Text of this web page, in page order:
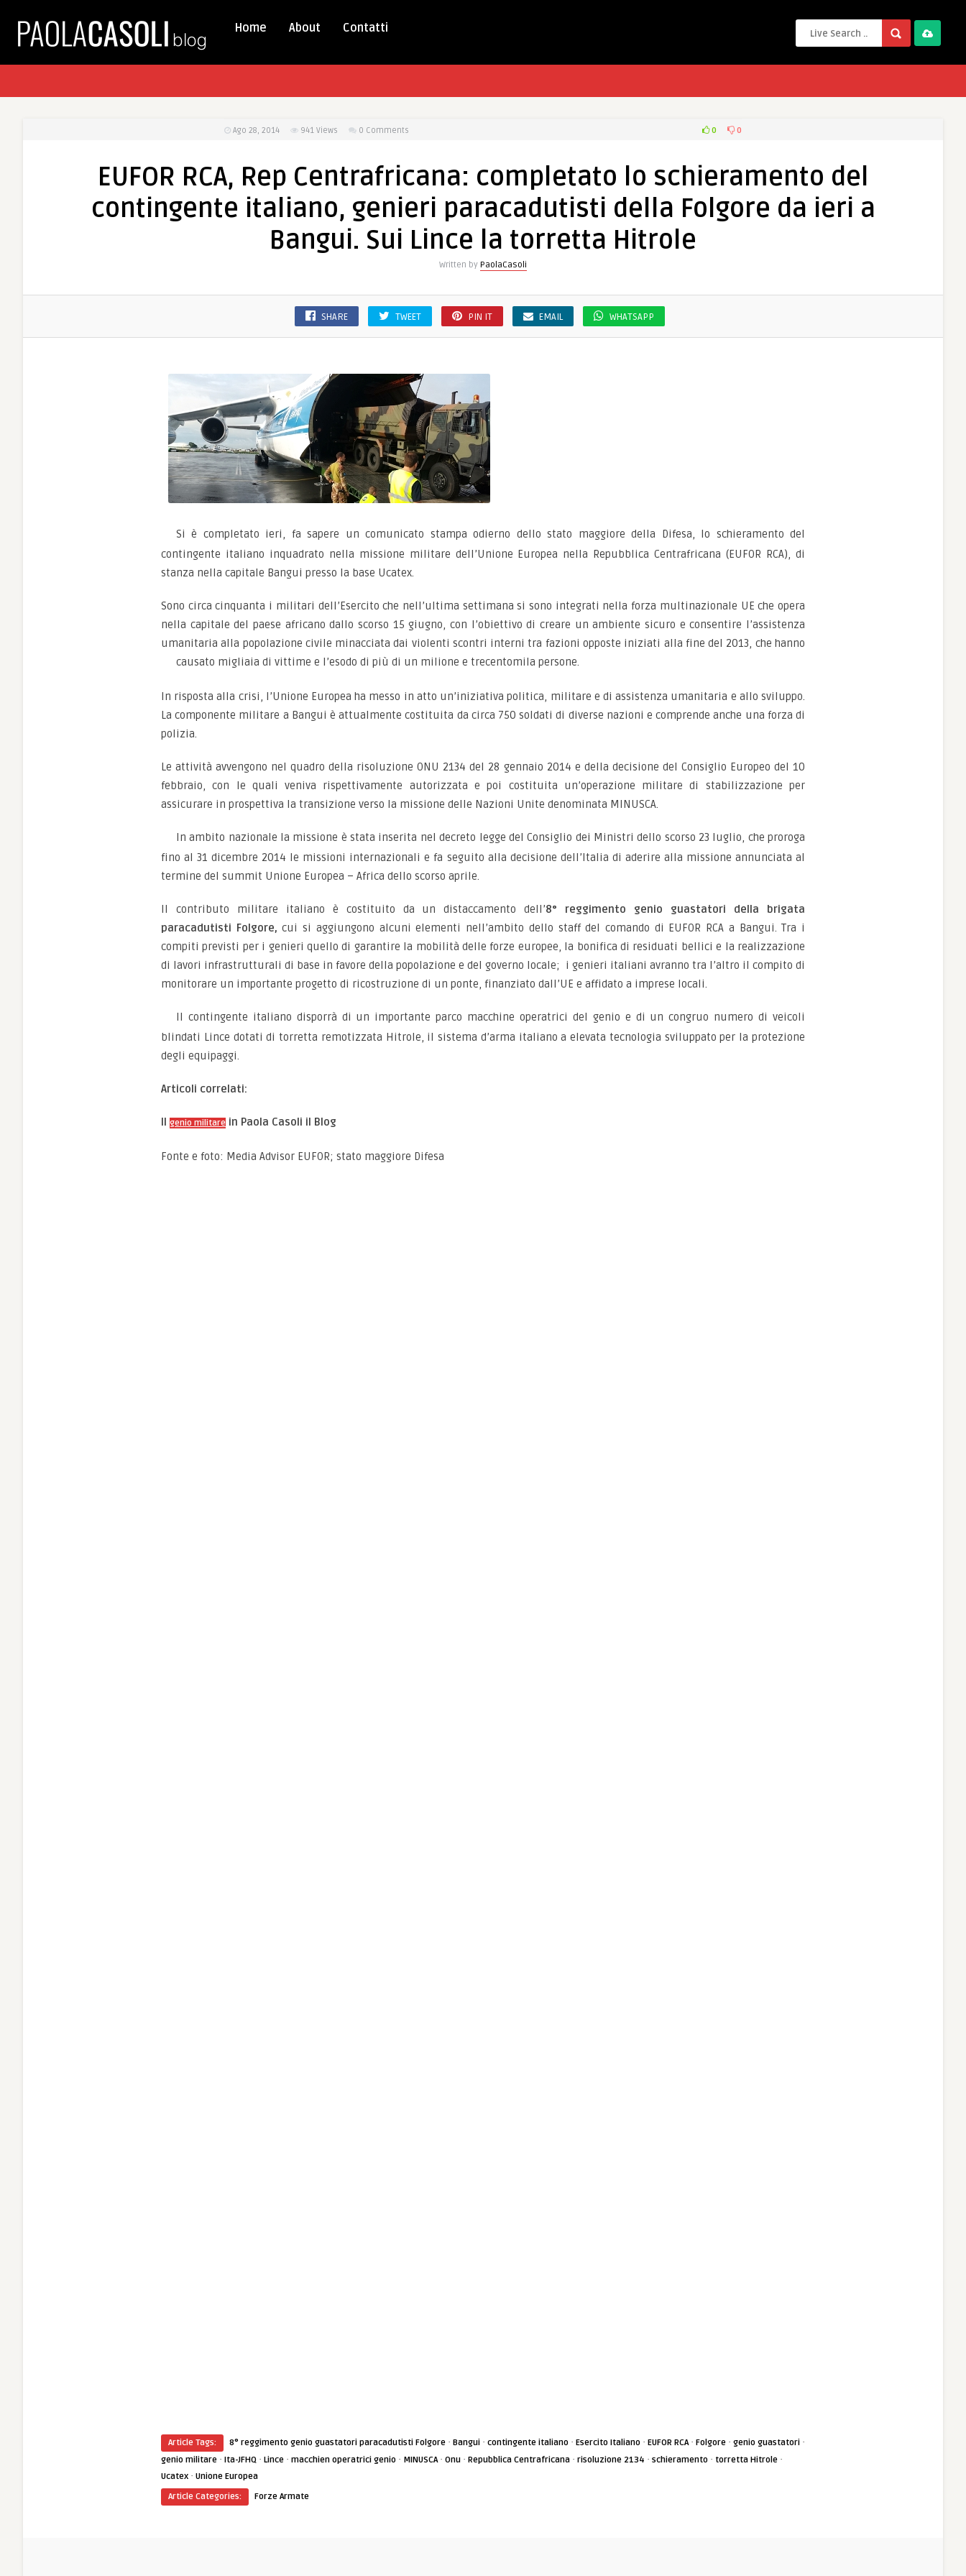
Home About Contatti
Ago 28, 2014 941 Views 0 Comments 0 0
EUFOR RCA, Rep Centrafricana: completato lo schieramento del
contingente italiano, genieri paracadutisti della Folgore da ieri a
Bangui. Sui Lince la torretta Hitrole
Written by PaolaCasoli
SHARE TWEET PIN IT EMAIL WHATSAPP
Si è completato ieri, fa sapere un comunicato stampa odierno dello stato maggiore della Difesa, lo schieramento del
contingente italiano inquadrato nella missione militare dell’Unione Europea nella Repubblica Centrafricana (EUFOR RCA), di
stanza nella capitale Bangui presso la base Ucatex.
Sono circa cinquanta i militari dell’Esercito che nell’ultima settimana si sono integrati nella forza multinazionale UE che opera
nella capitale del paese africano dallo scorso 15 giugno, con l’obiettivo di creare un ambiente sicuro e consentire l’assistenza
umanitaria alla popolazione civile minacciata dai violenti scontri interni tra fazioni opposte iniziati alla fine del 2013, che hanno
causato migliaia di vittime e l’esodo di più di un milione e trecentomila persone.
In risposta alla crisi, l’Unione Europea ha messo in atto un’iniziativa politica, militare e di assistenza umanitaria e allo sviluppo.
La componente militare a Bangui è attualmente costituita da circa 750 soldati di diverse nazioni e comprende anche una forza di
polizia.
Le attività avvengono nel quadro della risoluzione ONU 2134 del 28 gennaio 2014 e della decisione del Consiglio Europeo del 10
febbraio, con le quali veniva rispettivamente autorizzata e poi costituita un’operazione militare di stabilizzazione per
assicurare in prospettiva la transizione verso la missione delle Nazioni Unite denominata MINUSCA.
In ambito nazionale la missione è stata inserita nel decreto legge del Consiglio dei Ministri dello scorso 23 luglio, che proroga
fino al 31 dicembre 2014 le missioni internazionali e fa seguito alla decisione dell’Italia di aderire alla missione annunciata al
termine del summit Unione Europea – Africa dello scorso aprile.
Il contributo militare italiano è costituito da un distaccamento dell’8° reggimento genio guastatori della brigata
paracadutisti Folgore,cui si aggiungono alcuni elementi nell’ambito dello staff del comando di EUFOR RCA a Bangui. Tra i
compiti previsti per i genieri quello di garantire la mobilità delle forze europee, la bonifica di residuati bellici e la realizzazione
di lavori infrastrutturali di base in favore della popolazione e del governo locale; i genieri italiani avranno tra l’altro il compito di
monitorare un importante progetto di ricostruzione di un ponte, finanziato dall’UE e affidato a imprese locali.
Il contingente italiano disporrà di un importante parco macchine operatrici del genio e di un congruo numero di veicoli
blindati Lince dotati di torretta remotizzata Hitrole, il sistema d’arma italiano a elevata tecnologia sviluppato per la protezione
degli equipaggi.
Articoli correlati:
Il genio militare in Paola Casoli il Blog
Fonte e foto: Media Advisor EUFOR; stato maggiore Difesa
Article Tags: 8° reggimento genio guastatori paracadutisti Folgore · Bangui · contingente italiano · Esercito Italiano · EUFOR RCA· Folgore · genio guastatori ·
genio militare · Ita-JFHQ · Lince · macchien operatrici genio · MINUSCA· Onu · Repubblica Centrafricana · risoluzione 2134 · schieramento · torretta Hitrole ·
Ucatex · Unione Europea
Article Categories:
Forze Armate